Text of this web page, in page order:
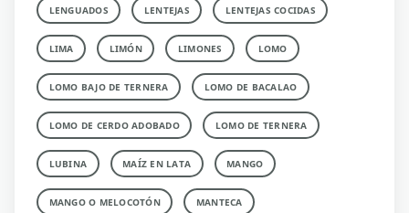
LENGUADOS LENTEJAS LENTEJAS COCIDAS
LIMA LIMÓN LIMONES LOMO
LOMO BAJO DE TERNERA LOMO DE BACALAO
LOMO DE CERDO ADOBADO LOMO DE TERNERA
LUBINA MAÍZ EN LATA MANGO
MANGO O MELOCOTÓN MANTECA